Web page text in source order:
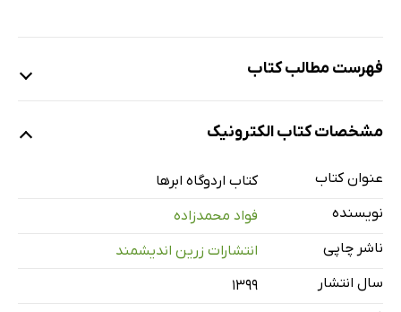
فهرست مطالب کتاب
تقدیم به خدا
کشتزار کلمات
اردوگاهِ ابرها
مشخصات کتاب الکترونیک
عنوان کتاب
کتاب اردوگاه ابرها
نویسنده
فواد محمدزاده
ناشر چاپی
انتشارات زرین اندیشمند
سال انتشار
۱۳۹۹